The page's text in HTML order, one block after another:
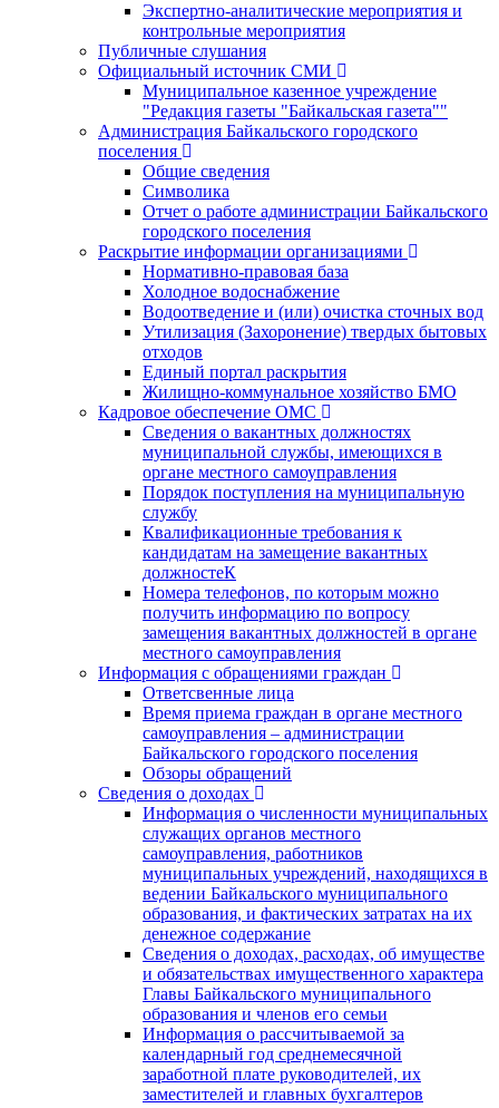
Экспертно-аналитические мероприятия и
контрольные мероприятия
Публичные слушания
Официальный источник СМИ
Муниципальное казенное учреждение
"Редакция газеты "Байкальская газета""
Администрация Байкальского городского
поселения
Общие сведения
Символика
Отчет о работе администрации Байкальского
городского поселения
Раскрытие информации организациями
Нормативно-правовая база
Холодное водоснабжение
Водоотведение и (или) очистка сточных вод
Утилизация (Захоронение) твердых бытовых
отходов
Единый портал раскрытия
Жилищно-коммунальное хозяйство БМО
Кадровое обеспечение ОМС
Сведения о вакантных должностях
муниципальной службы, имеющихся в
органе местного самоуправления
Порядок поступления на муниципальную
службу
Квалификационные требования к
кандидатам на замещение вакантных
должностеК
Номера телефонов, по которым можно
получить информацию по вопросу
замещения вакантных должностей в органе
местного самоуправления
Информация с обращениями граждан
Ответсвенные лица
Время приема граждан в органе местного
самоуправления – администрации
Байкальского городского поселения
Обзоры обращений
Сведения о доходах
Информация о численности муниципальных
служащих органов местного
самоуправления, работников
муниципальных учреждений, находящихся в
ведении Байкальского муниципального
образования, и фактических затратах на их
денежное содержание
Сведения о доходах, расходах, об имуществе
и обязательствах имущественного характера
Главы Байкальского муниципального
образования и членов его семьи
Информация о рассчитываемой за
календарный год среднемесячной
заработной плате руководителей, их
заместителей и главных бухгалтеров